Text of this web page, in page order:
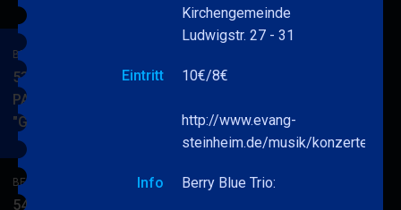
BERRY BLUE & BAND
53. JAZZ Matinee in den
PARKSIDE STUDIOS
"Gypsy Jazz"
BAND
BERRY BLUE & BAND
54. JAZZ Matinee in den
Kirchengemeinde
Ludwigstr. 27 - 31
Eintritt 10€/8€
http://www.evang-
steinheim.de/musik/konzerte
Info Berry Blue Trio: